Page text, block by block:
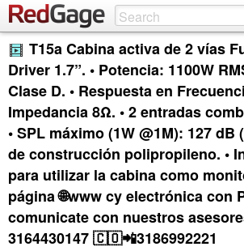
T15a Cabina activa de 2 vías
Driver 1.7”. • Potencia: 1100W
Clase D. • Respuesta en
Impedancia 8Ω. • 2 entradas
• SPL máximo (1W @1M): 127 dB
de construcción polipropileno. •
para utilizar la cabina como
página 🌐www cy electrónica con
comunicate con nuestros
3164430147 🇨🇴📲3186992221